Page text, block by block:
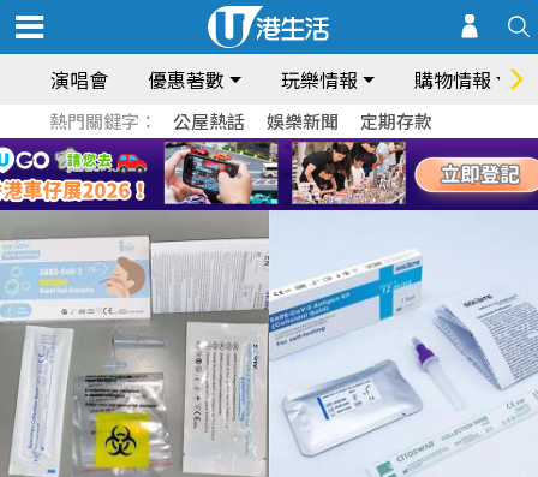
演唱會 優惠著數 玩樂情報 購物情報
熱門關鍵字： 公屋熱話 娛樂新聞 定期存款